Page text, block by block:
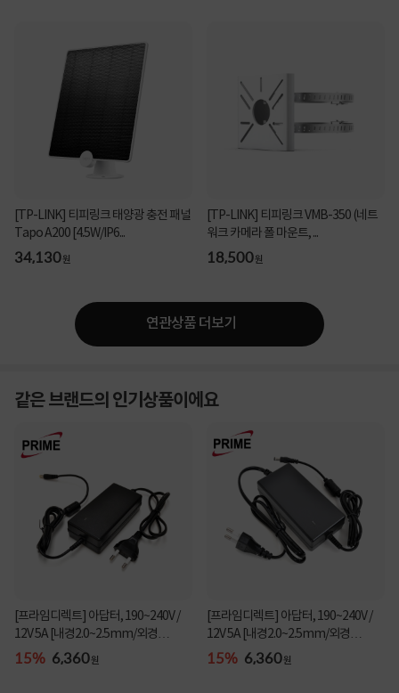
[TP-LINK] 티피링크 태양광 충전 패널
Tapo A200 [4.5W/IP6...
34,130원
[TP-LINK] 티피링크 VMB-350 (네트
워크 카메라 폴 마운트, ...
18,500원
연관상품 더보기
같은 브랜드의 인기상품이에요
[프라임디렉트] 아답터, 190~240V /
12V 5A [내경2.0~2.5mm/외경
5.5mm] 전원 케이블 ...
15% 6,360원
[프라임디렉트] 아답터, 190~240V /
12V 5A [내경2.0~2.5mm/외경
5.0~5.5mm/옐로우팁] ...
15% 6,360원